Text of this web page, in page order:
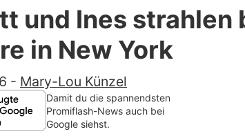
Stars
Filme & Serien
Familie & Liebe
und Ines strahlen
in New York
- Mary-Lou Künzel
Damit du die spannendsten
Promiflash-News auch bei
Google siehst.